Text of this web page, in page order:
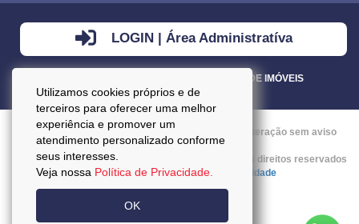
Utilizamos cookies próprios e de
terceiros para oferecer uma melhor
experiência e promover um
atendimento personalizado conforme
seus interesses.
Veja nossa Política de Privacidade.
OK
LOGIN | Área Administratíva
VENDA - LOCAÇÃO - ADMINISTRAÇÃO DE IMÓVEIS
Preços mencionados neste site estão sujeitos a alteração sem aviso
prévio.
Copyright © 2026 - Kasa Prestige Imoveis :: Todos os direitos reservados
:: CRECI: J27037 ::Política da Privacidade